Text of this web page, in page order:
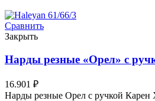
Сравнить
Закрыть
Нарды резные «Орел» с
16.901 ₽
Нарды резные Орел с ручкой Карен